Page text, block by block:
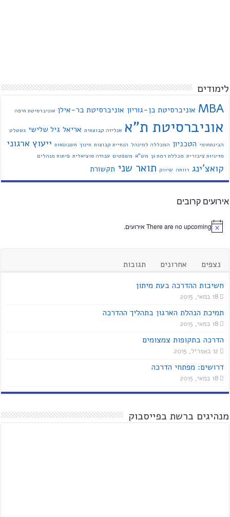
לימודים
MBA אוניברסיטת בן-גוריון אוניברסיטת בר-אילן אוניברסיטת חיפה
אוניברסיטת ת"א אנליזה קבוצתית אריאל גיל שלישי גשטלט
הבינתחומי הטכניון המכללה למינהל הנחיית קבוצות חינוך חשבונאות ייעוץ ארגוני
מדיניות ציבורית מכללת רמת גן מש"א משפטים עבודה סוציאלית פיתוח מנהלים
קואצ'ינג רווחה שיווק תואר שני תקשורת
אירועים קרובים
There are no upcoming אירועים.
נצפים אחרונים
תגובות
חשיבות ההדרכה בעת מיתון
18 במאי, 2015
תמיכת הנהלת הארגון בתהליך ההדרכה
18 במאי, 2015
הדרכה בתקופות צמצומים
12 באפריל, 2015
דרושים: מפתחי הדרכה
18 במאי, 2015
מנהיגים ברשת בפייסבוק